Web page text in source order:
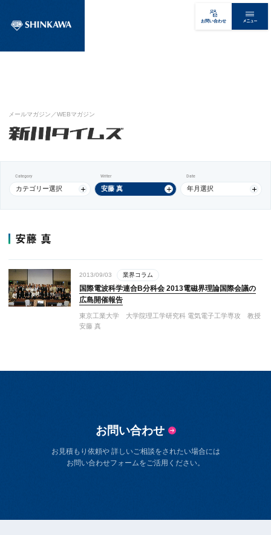
お問い合わせ メニュー
メールマガジン／WEBマガジン
Category
カテゴリー選択
Writer
安藤 真
Date
年月選択
安藤 真
2013/09/03 業界コラム
国際電波科学連合B分科会 2013電磁界理論国際会議の
広島開催報告
東京工業大学 大学院理工学研究科 電気電子工学専攻 教授
安藤 真
お問い合わせ
お見積もり依頼や 詳しいご相談をされたい場合には
お問い合わせフォームをご活用ください。